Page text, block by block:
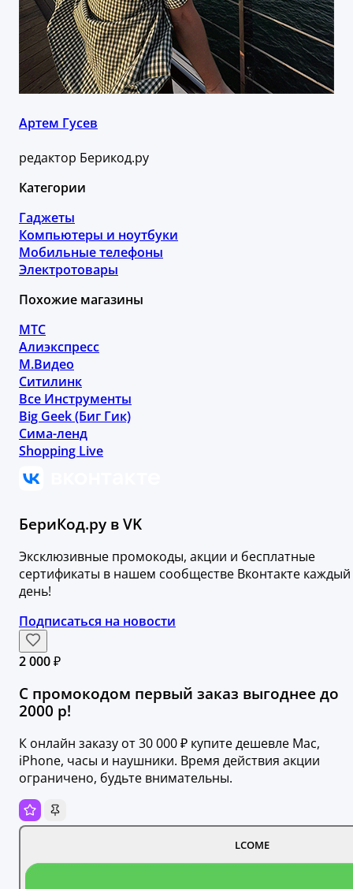
Артем Гусев
редактор Берикод.ру
Категории
Гаджеты
Компьютеры и ноутбуки
Мобильные телефоны
Электротовары
Похожие магазины
МТС
Алиэкспресс
М.Видео
Ситилинк
Все Инструменты
Big Geek (Биг Гик)
Сима-ленд
Shopping Live
БериКод.ру в VK
Эксклюзивные промокоды, акции и бесплатные
сертификаты в нашем сообществе Вконтакте каждый
день!
Подписаться на новости
2 000 ₽
С промокодом первый заказ выгоднее до
2000 р!
К онлайн заказу от 30 000 ₽ купите дешевле Mac,
iPhone, часы и наушники. Время действия акции
ограничено, будьте внимательны.
LCOME